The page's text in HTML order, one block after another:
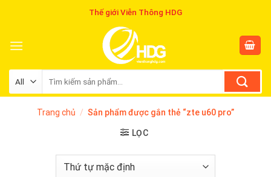
Thế giới Viễn Thông HDG
Trang chủ / Sản phẩm được gắn thẻ “zte u60 pro”
LỌC